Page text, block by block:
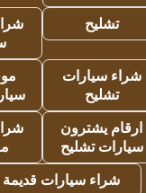
تشليح
شراء سيارات
تشليح
ارقام يشترون
سيارات تشليح
شراء سيارات قديمة